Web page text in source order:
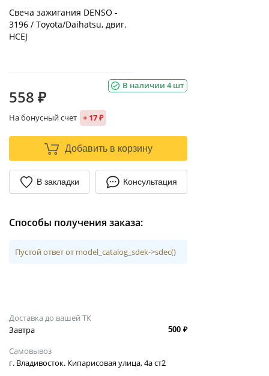
Свеча зажигания DENSO -
3196 / Toyota/Daihatsu, двиг.
HCEJ
В наличии 4 шт
558 ₽
На бонусный счет + 17 ₽
Добавить в корзину
В закладки Консультация
Способы получения заказа:
Пустой ответ от model_catalog_sdek->sdec()
Доставка до вашей ТК
Завтра
500 ₽
Самовывоз
г. Владивосток. Кипарисовая улица, 4а ст2